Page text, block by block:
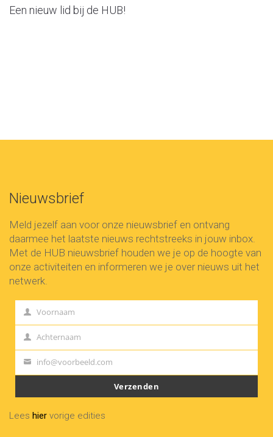
Een nieuw lid bij de HUB!
Nieuwsbrief
Meld jezelf aan voor onze nieuwsbrief en ontvang
daarmee het laatste nieuws rechtstreeks in jouw inbox.
Met de HUB nieuwsbrief houden we je op de hoogte van
onze activiteiten en informeren we je over nieuws uit het
netwerk.
First
Voornaam
Last
Achternaam
Your
info@voorbeeld.com
Verzenden
Lees hier vorige edities